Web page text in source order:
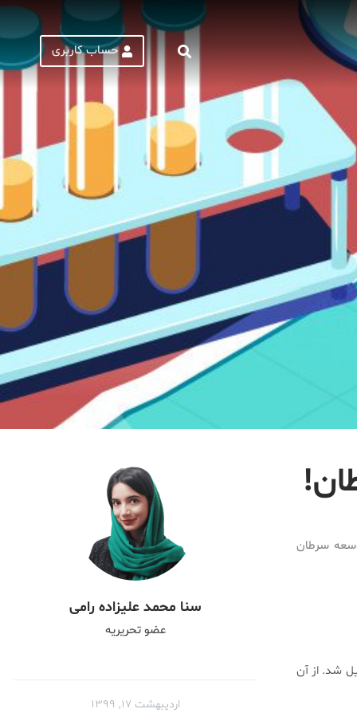
حساب کاربری
سرطان
پژوهشگران تبدیل شد. از آن
سنا محمد علیزاده رامی
عضو تحریریه
اردیبهشت ۱۷, ۱۳۹۹